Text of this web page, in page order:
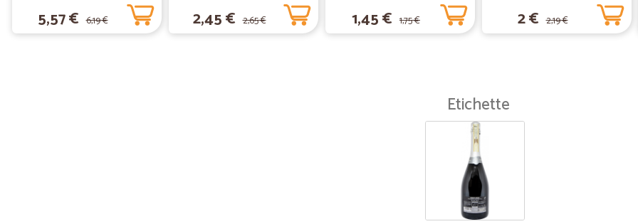
5,57 € 6,19 € 2,45 € 2,65 € 1,45 € 1,75 € 2 € 2,19 €
Etichette